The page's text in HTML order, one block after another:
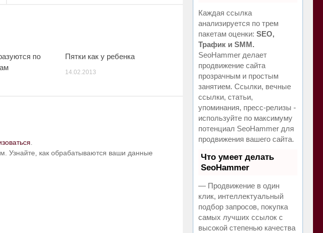
по
Пятки как у ребенка
14.02.2013
Узнайте, как обрабатываются ваши данные
Каждая ссылка
анализируется по трем
пакетам оценки: SEO,
Трафик и SMM.
SeoHammer делает
продвижение сайта
прозрачным и простым
занятием. Ссылки, вечные
ссылки, статьи,
упоминания, пресс-релизы -
используйте по максимуму
потенциал SeoHammer для
продвижения вашего сайта.
Что умеет делать
SeoHammer
— Продвижение в один
клик, интеллектуальный
подбор запросов, покупка
самых лучших ссылок с
высокой степенью качества